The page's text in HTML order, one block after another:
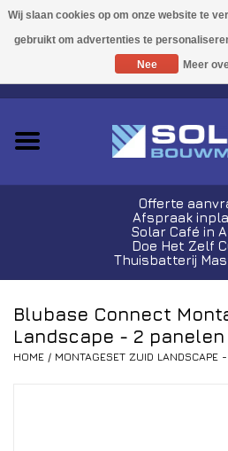
Acties!
Kabels en Stekkers
Offerte
Afspraak
Solar Café in
Doe Het Zelf
Thuisbatterij
Blubase Connect
Landscape - 2 panelen
HOME / MONTAGESET ZUID LANDSCAPE
Nee
Meer